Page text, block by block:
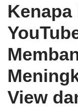
Kenapa
View